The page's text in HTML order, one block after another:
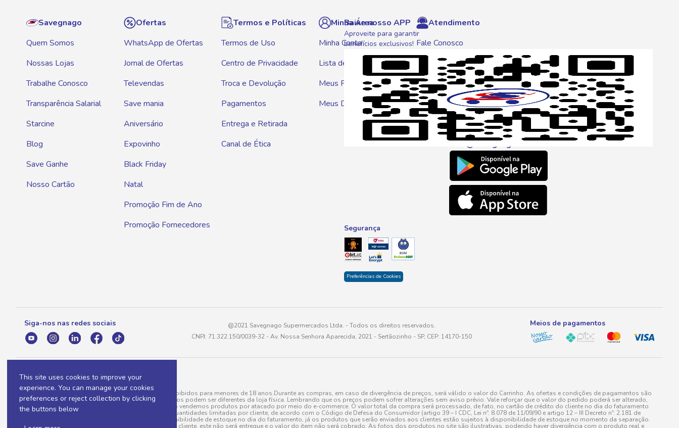
This site uses cookies to improve your
experience. You can manage your cookies
preferences or reject collection by clicking
the buttons below
Savegnago
Quem Somos
Nossas Lojas
Trabalhe Conosco
Transparência Salarial
Starcine
Blog
Save Ganhe
Nosso Cartão
Ofertas
WhatsApp de Ofertas
Jornal de Ofertas
Televendas
Save mania
Aniversário
Expovinho
Black Friday
Natal
Promoção Fim de Ano
Promoção Fornecedores
Termos e Políticas
Termos de Uso
Centro de Privacidade
Troca e Devolução
Pagamentos
Entrega e Retirada
Canal de Ética
Minha Área
Minha Conta
Lista de Compras
Meus Pedidos
Meus Descontos
Atendimento
Fale Conosco
WhatsApp
Telefone
0800 016 6680
E-mail
atendimento@savegnago.com.br
Baixe nosso APP
Aproveite para garantir
benefícios exclusivos!
Segurança
Preferências de Cookies
Siga-nos nas redes sociais
@2021 Savegnago Supermercados Ltda. - Todos os direitos reservados.
CNPJ: 71.322.150/0039-32 - Av. Nossa Senhora Aparecida, 2021 - Sertãozinho - SP, CEP: 14170-150
Meios de pagamentos
A venda e o consumo de bebidas alcoólicas são proibidos para menores de 18 anos.Durante as compras, em caso de divergência de preços, será válido o valor do Carrinho. As ofertas e condições de pagamentos são
válidas para a loja eletrônica, sendo que seus preços podem ser diferentes da loja física. Lembrando que os preços podem sofrer alterações sem aviso prévio. Vale reforçar que o valor do pedido poderá ser alterado,
para menos, por conta de produtos variáveis; e não vendemos produtos por atacado por meio do e-commerce. O valor total da compra será processado, de fato, no cartão de crédito do cliente no dia do faturamento
do pedido. Produtos em promoção possuem quantidades limitadas por cliente, de acordo com o Código de Defesa do Consumidor (artigo 39 – I CDC, Lei nº. 8.078 de 11/09/90 e artigo 12 – III Decreto nº. 2.181 de
20/03/97). A venda está diretamente ligada à disponibilidade de estoque no dia do faturamento, já os produtos que serão enviados aos clientes estão sujeitos à disponibilidade de estoque no momento da separação.
Caso algum produto venha a faltar no pedido do cliente, este não será entregue e o valor do item não será cobrado. As fotos dos produtos no site são ilustrativas, podendo haver divergência com o produto real e